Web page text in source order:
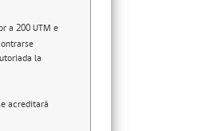
a 200 UTM e
la
acreditará